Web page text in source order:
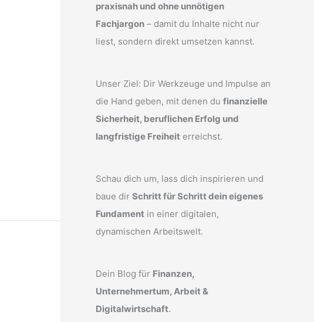
praxisnah und ohne unnötigen
Fachjargon – damit du Inhalte nicht nur
liest, sondern direkt umsetzen kannst.
Unser Ziel: Dir Werkzeuge und Impulse an
die Hand geben, mit denen du finanzielle
Sicherheit, beruflichen Erfolg und
langfristige Freiheit erreichst.
Schau dich um, lass dich inspirieren und
baue dir Schritt für Schritt dein eigenes
Fundament in einer digitalen,
dynamischen Arbeitswelt.
Dein Blog für Finanzen,
Unternehmertum, Arbeit &
Digitalwirtschaft.